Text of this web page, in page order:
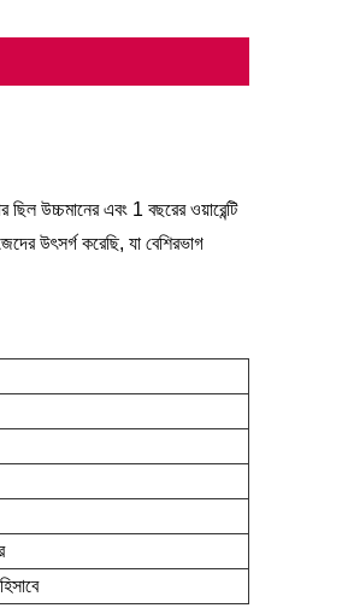
উচ্চমানের এবং 1 বছরের ওয়ারেন্টি
উৎসর্গ করেছি, যা বেশিরভাগ